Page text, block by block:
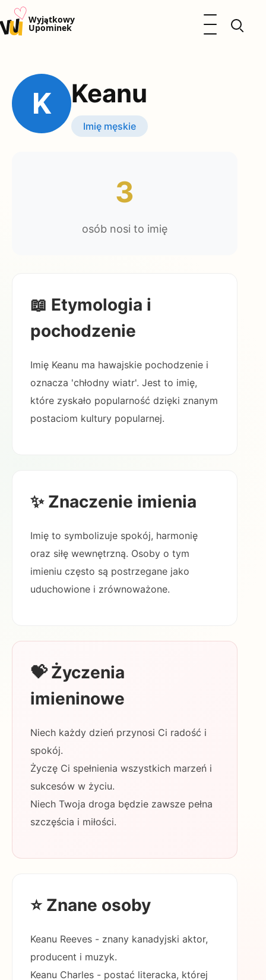
u♡Wyjątkowy
Upominek
Otwórz menu
Kalendarz Imienin
Kobieta
Okazje
Katalog prezentów
K Keanu
Imię męskie
3
osób nosi to imię
📖 Etymologia i
pochodzenie
Imię Keanu ma hawajskie pochodzenie i
oznacza 'chłodny wiatr'. Jest to imię,
które zyskało popularność dzięki znanym
postaciom kultury popularnej.
✨ Znaczenie imienia
Imię to symbolizuje spokój, harmonię
oraz siłę wewnętrzną. Osoby o tym
imieniu często są postrzegane jako
uduchowione i zrównoważone.
💝 Życzenia
imieninowe
Niech każdy dzień przynosi Ci radość i
spokój.
Życzę Ci spełnienia wszystkich marzeń i
sukcesów w życiu.
Niech Twoja droga będzie zawsze pełna
szczęścia i miłości.
⭐ Znane osoby
Keanu Reeves - znany kanadyjski aktor,
producent i muzyk.
Keanu Charles - postać literacka, której